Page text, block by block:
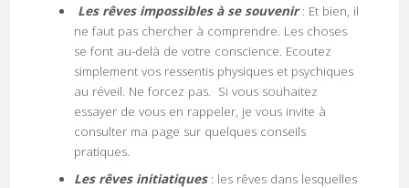
Les rêves impossibles à se souvenir : Et bien, il
ne faut pas chercher à comprendre. Les choses
se font au-delà de votre conscience. Ecoutez
simplement vos ressentis physiques et psychiques
au réveil. Ne forcez pas. Si vous souhaitez
essayer de vous en rappeler, je vous invite à
consulter ma page sur quelques conseils
pratiques.
Les rêves initiatiques: les rêves dans lesquelles